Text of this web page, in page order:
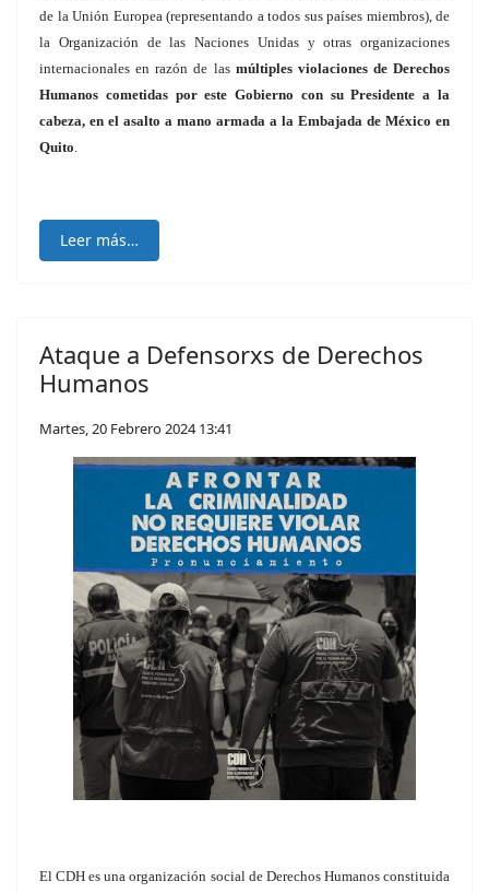
de la Unión Europea (representando a todos sus países miembros), de
la Organización de las Naciones Unidas y otras organizaciones
internacionales en razón de las múltiples violaciones de Derechos
Humanos cometidas por este Gobierno con su Presidente a la
cabeza, en el asalto a mano armada a la Embajada de México en
Quito.
Leer más…
Ataque a Defensorxs de Derechos
Humanos
Martes, 20 Febrero 2024 13:41
El CDH es una organización social de Derechos Humanos constituida